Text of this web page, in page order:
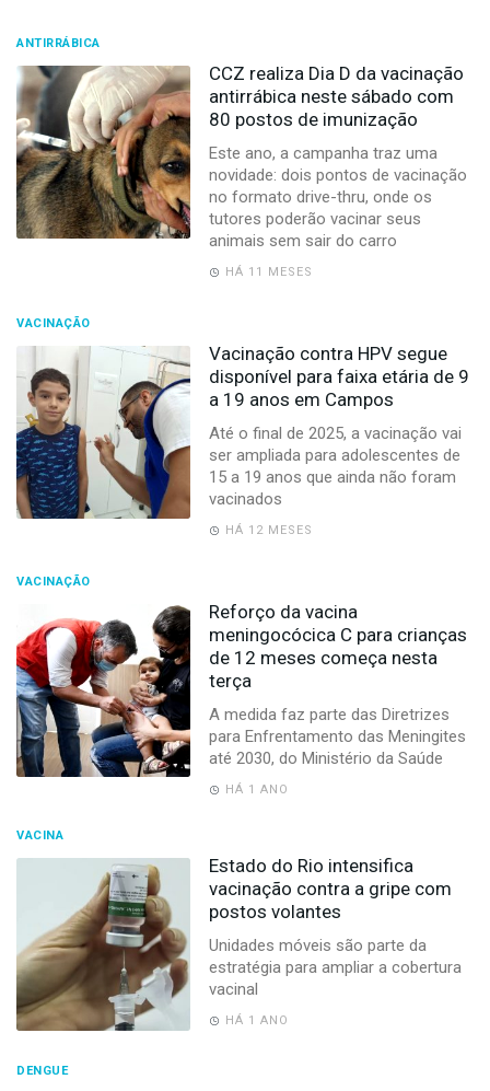
ANTIRRÁBICA
CCZ realiza Dia D da vacinação
antirrábica neste sábado com
80 postos de imunização
Este ano, a campanha traz uma
novidade: dois pontos de vacinação
no formato drive-thru, onde os
tutores poderão vacinar seus
animais sem sair do carro
HÁ 11 MESES
VACINAÇÃO
Vacinação contra HPV segue
disponível para faixa etária de 9
a 19 anos em Campos
Até o final de 2025, a vacinação vai
ser ampliada para adolescentes de
15 a 19 anos que ainda não foram
vacinados
HÁ 12 MESES
VACINAÇÃO
Reforço da vacina
meningocócica C para crianças
de 12 meses começa nesta
terça
A medida faz parte das Diretrizes
para Enfrentamento das Meningites
até 2030, do Ministério da Saúde
HÁ 1 ANO
VACINA
Estado do Rio intensifica
vacinação contra a gripe com
postos volantes
Unidades móveis são parte da
estratégia para ampliar a cobertura
vacinal
HÁ 1 ANO
DENGUE